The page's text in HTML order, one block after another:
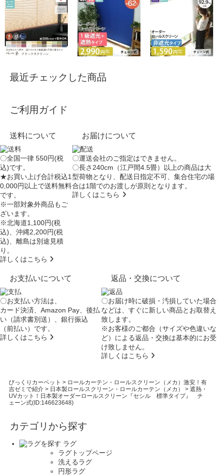
最近チェックした商品
ご利用ガイド
送料について
〇全国一律 550円(税
込)です。
★お買い上げ合計税込1
0,000円以上で送料無料
です。
※一部対象外商品もご
ざいます。
※北海道1,100円(税
込)、沖縄2,200円(税
込)、離島は別途見積
り。
詳しくはこちら
お届けについて
〇運送会社のご指定はできません。
〇長さ240cm（江戸間4.5畳）以上の商品は大
型荷物となり、配送日指定不可、集合住宅の場
合は1階でのお渡しが原則となります。
詳しくはこちら
お支払いについて
〇お支払い方法は、
カード決済、Amazon Pay、後払
い（請求書別送）、銀行振込
（前払い）です。
詳しくはこちら
返品・交換について
〇お届け時に破損・汚損していた場合
などは、すぐに新しい商品とお取替え
致します。
※お客様のご都合（サイズや色違いな
ど）による返品・交換は基本的にお受
け致しません。
詳しくはこちら
びっくりカーペット > ロールカーテン・ロールスクリーン（メカ）激安！有
吉ゼミで紹介> 日本製ロールスクリーン・ロールカーテン（メカ） > 遮熱・
UVカット！日本製オーダーロールスクリーン『セシル 標準タイプ』 チ
ェーン式(ID:146623648)
カテゴリから探す
ラグ
ラグトップページ
洗えるラグ
円形ラグ